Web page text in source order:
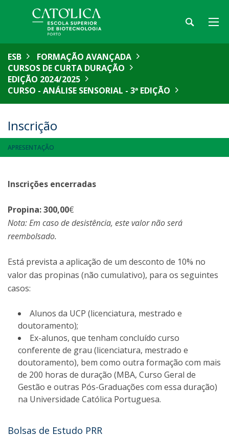
ESB
FORMAÇÃO AVANÇADA
CURSOS DE CURTA DURAÇÃO
EDIÇÃO 2024/2025
CURSO - ANÁLISE SENSORIAL - 3ª EDIÇÃO
Inscrição
APRESENTAÇÃO
Inscrições encerradas
Propina:300,00€
Nota: Em caso de desistência, este valor não será
reembolsado.
Está prevista a aplicação de um desconto de 10% no
valor das propinas (não cumulativo), para os seguintes
casos:
Alunos da UCP (licenciatura, mestrado e
doutoramento);
Ex-alunos, que tenham concluído curso
conferente de grau (licenciatura, mestrado e
doutoramento), bem como outra formação com mais
de 200 horas de duração (MBA, Curso Geral de
Gestão e outras Pós-Graduações com essa duração)
na Universidade Católica Portuguesa.
Bolsas de Estudo PRR